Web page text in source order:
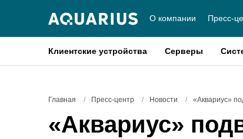
О компании Пресс-
Клиентские устройства Серверы
Главная / Пресс-центр / Новости / «Аквариус»
«Аквариус»